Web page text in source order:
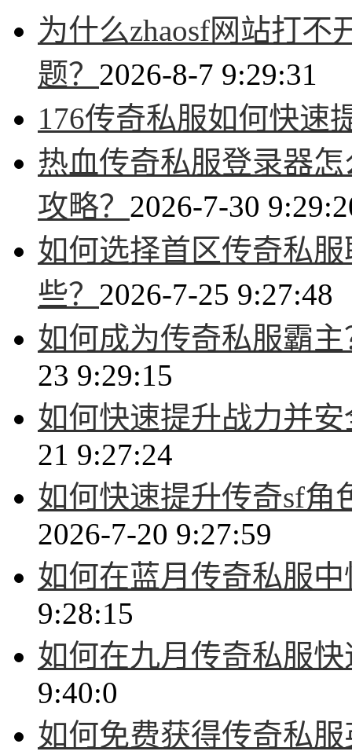
为什么zhaosf网站打
题？ 2026-8-7 9:29:31
176传奇私服如何快速
热血传奇私服登录器
攻略？ 2026-7-30
如何选择首区传奇私
些？ 2026-7-25 9:27:48
如何成为传奇私服霸
23 9:29:15
如何快速提升战力并
21 9:27:24
如何快速提升传奇sf角
2026-7-20 9:27:59
如何在蓝月传奇私服
9:28:15
如何在九月传奇私服
9:40:0
如何免费获得传奇私